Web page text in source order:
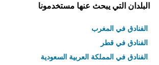
البلدان التي يبحث عنها مستخدمونا
الفنادق في المغرب
الفنادق في قطر
الفنادق في المملكة العربية السعودية